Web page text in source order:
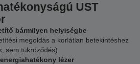
UST
bármilyen helyiségbe
megoldás a korlátlan betekintéshez
sem tükröződés)
lézer